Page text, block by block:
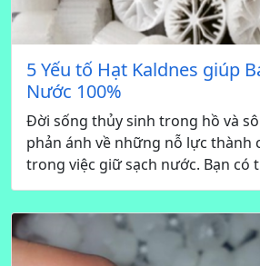
5 Yếu tố Hạt Kaldnes giúp
Nước 100%
Đời sống thủy sinh trong hồ và
phản ánh về những nỗ lực thành
trong việc giữ sạch nước. Bạn có